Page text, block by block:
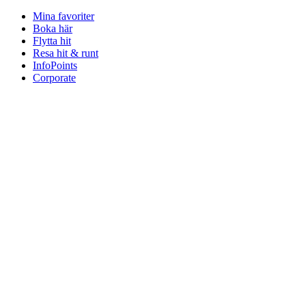
Mina favoriter
Boka här
Flytta hit
Resa hit & runt
InfoPoints
Corporate